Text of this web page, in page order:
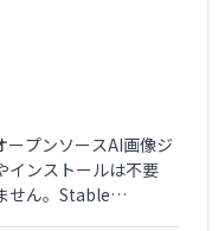
プンソースAI画像ジ
インストールは不要
せん。Stable